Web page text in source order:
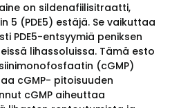
on sildenafiilisitraatti,
5 (PDE5) estäjä. Se vaikuttaa
PDE5-entsyymiä peniksen
lihassoluissa. Tämä esto
(cGMP)
cGMP- pitoisuuden
cGMP aiheuttaa